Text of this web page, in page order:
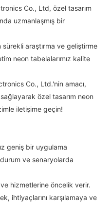
Co., Ltd, özel tasarım
uzmanlaşmış bir
araştırma ve geliştirme
neon tabelalarımız kalite
Co., Ltd.'nin amacı,
özel tasarım neon
iletişime geçin!
geniş bir uygulama
ve senaryolarda
hizmetlerine öncelik verir.
ihtiyaçlarını karşılamaya ve